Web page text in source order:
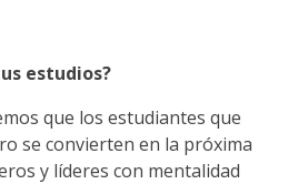
estudios?
que los estudiantes que
se convierten en la próxima
y líderes con mentalidad